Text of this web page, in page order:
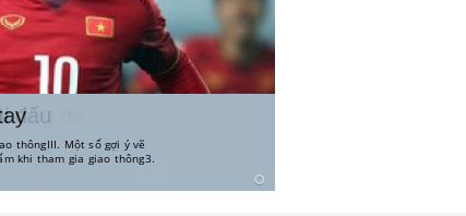
thôngIII. Một số gợi ý vẽ
khi tham gia giao thông3.
đá
thôngIII. Một số gợi ý vẽ
khi tham gia giao thông3.
đấu
thôngIII. Một số gợi ý vẽ
khi tham gia giao thông3.
thôngIII. Một số gợi ý vẽ
khi tham gia giao thông3.